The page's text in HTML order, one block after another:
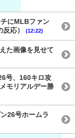
にMLBファン
応）
(12:22)
た画像を見せて
号、160キロ攻
モリアルデー勝
26号ホームラ